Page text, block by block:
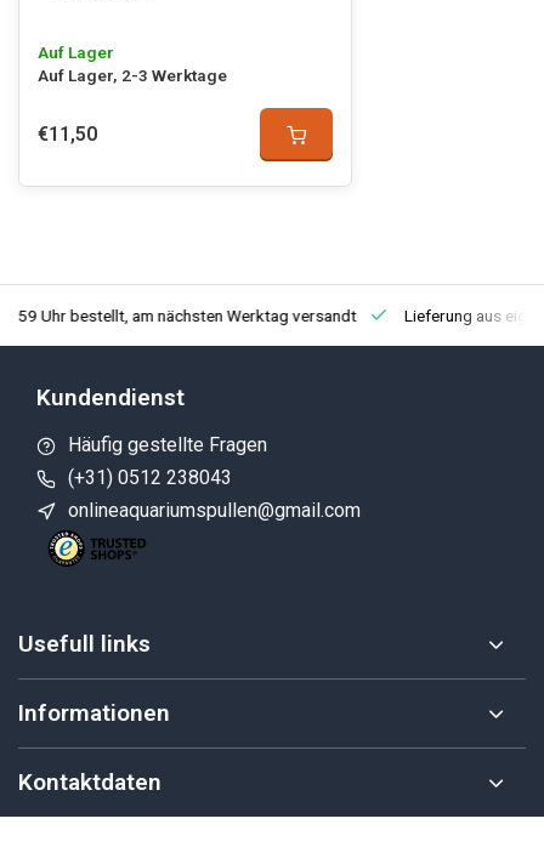
Auf Lager
Auf Lager, 2-3 Werktage
€11,50
Uhr bestellt, am nächsten Werktag versandt Lieferung aus
Kundendienst
Häufig gestellte Fragen
(+31) 0512 238043
onlineaquariumspullen@gmail.com
Usefull links
Informationen
Kontaktdaten